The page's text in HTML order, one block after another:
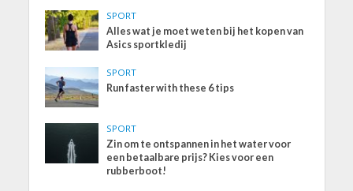
SPORT
Alles wat je moet weten bij het kopen van
Asics sportkledij
SPORT
Run faster with these 6 tips
SPORT
Zin om te ontspannen in het water voor
een betaalbare prijs? Kies voor een
rubberboot!